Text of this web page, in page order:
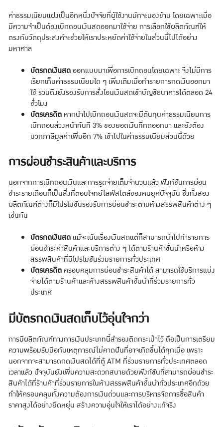
ค่าธรรมเนียมแฝงเป็นอีกหนึ่งปัจจัยที่ผู้ใช้งานมักจะมองข้าม โดยเฉพาะเมื่อ
มีความจำเป็นต้องเบิกถอนเงินสดออกมาใช้จ่าย การเลือกใช้ผลิตภัณฑ์ให้
ตรงกับวัตถุประสงค์จะช่วยให้เราประหยัดค่าใช้จ่ายในส่วนนี้ไปได้อย่าง
มหาศาล
บัตรกดเงินสดออกแบบมาเพื่อการเบิกถอนโดยเฉพาะ จึงไม่มีการ
เรียกเก็บค่าธรรมเนียมใด ๆ เพิ่มเติมเมื่อทำรายการกดเงินออกมา
ใช้ รวมถึงยังรองรับการสั่งโอนเงินสดเข้าบัญชีธนาคารได้ตลอด 24
ชั่วโมง
บัตรเครดิตหากนำไปเบิกถอนเงินสดจะมีต้นทุนค่าธรรมเนียมการ
เบิกถอนล่วงหน้าทันที 3% ของยอดเงินที่กดออกมา และยังต้อง
บวกภาษีมูลค่าเพิ่มอีก 7% เข้าไปในค่าธรรมเนียมส่วนนี้ด้วย
การผ่อนชำระสินค้าและบริการ
นอกจากการเบิกถอนเงินและการรูดจ่ายเต็มจำนวนแล้ว ฟังก์ชันการผ่อน
ชำระรายเดือนก็เป็นสิ่งที่ตอบโจทย์ไลฟ์สไตล์ของคนยุคปัจจุบัน ซึ่งทั้งสอง
ผลิตภัณฑ์ต่างก็มีโปรโมชันรองรับการผ่อนชำระตามห้างสรรพสินค้าต่าง ๆ
เช่นกัน
บัตรกดเงินสดแม้จะเน้นเรื่องเงินสดแต่ก็สามารถนำไปทำรายการ
ผ่อนชำระค่าสินค้าและบริการต่าง ๆ ได้ตามร้านค้าชั้นนำหรือห้าง
สรรพสินค้าที่มีโปรโมชันร่วมรายการทั่วประเทศ
บัตรเครดิตครอบคลุมการผ่อนชำระสินค้าได้ สามารถใช้บริการแบ่ง
จ่ายได้ตามร้านค้าและห้างสรรพสินค้าชั้นนำที่ร่วมรายการทั่ว
ประเทศ
มีบัตรกดเงินสดเก็บไว้อุ่นใจกว่า
การมีผลิตภัณฑ์ทางการเงินประเภทนี้สำรองติดกระเป๋าไว้ ถือเป็นการเตรียม
ความพร้อมรับมือกับเหตุการณ์ไม่คาดฝันที่อาจเกิดขึ้นได้ทุกเมื่อ เพราะ
นอกจากจะสามารถกดเงินสดได้ที่ตู้ ATM ที่ร่วมรายการทั่วประเทศตลอด
เวลาแล้ว ปัจจุบันยังเพิ่มความสะดวกสบายด้วยฟังก์ชันที่สามารถผ่อนชำระ
สินค้าได้ที่ร้านค้าที่ร่วมรายการในห้างสรรพสินค้าชั้นนำทั่วประเทศอีกด้วย
ทำให้ครอบคลุมทั้งความต้องการเงินด่วนและการบริหารจัดการซื้อสินค้า
ราคาสูงได้อย่างยืดหยุ่น สร้างความอุ่นใจให้เราได้อย่างแท้จริง